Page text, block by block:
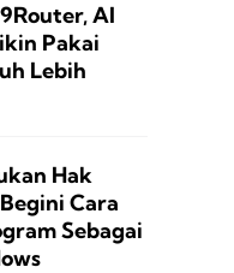
AI
Pakai
Lebih
Hak
Cara
Sebagai